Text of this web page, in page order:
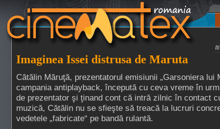
Imaginea Issei distrusa de Maruta
Cătălin Măruţă, prezentatorul emisiunii „Garsoniera lui
campania antiplayback, începută cu ceva vreme în
de prezentator şi ţinand cont că intră zilnic în contact
muzică, Cătălin nu se sfieşte să treacă la lucruri
vedetele „fabricate“ pe bandă rulantă.